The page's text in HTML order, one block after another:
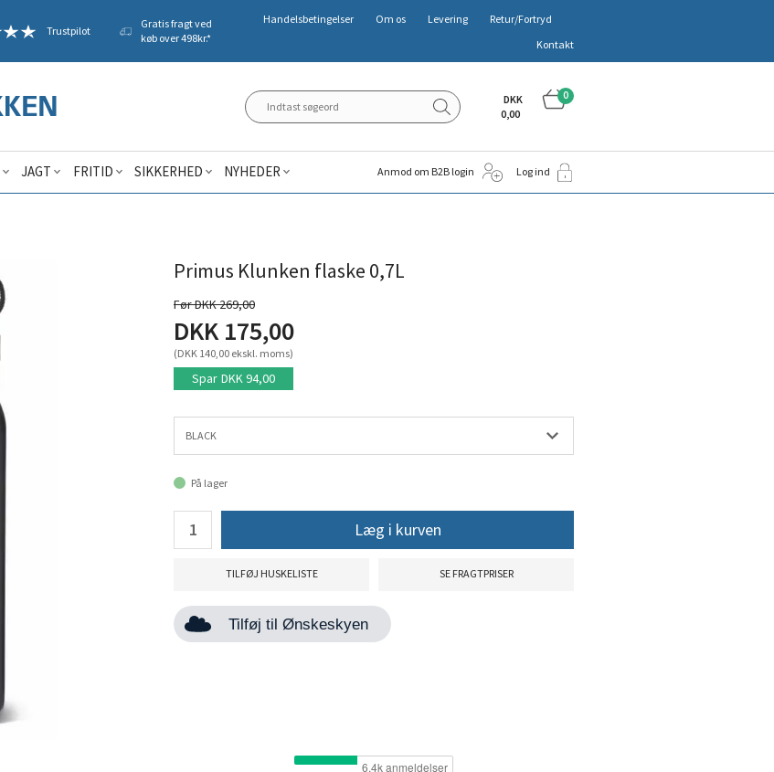
Trustpilot
Gratis fragt ved
køb over 498kr.*
Handelsbetingelser Om os Levering
Retur/Fortryd
Kontakt
0
DKK
0,00
JAGT FRITID SIKKERHED NYHEDER Anmod om B2B login Log ind
Primus Klunken flaske 0,7L
Før DKK 269,00
DKK 175,00
(DKK 140,00 ekskl. moms)
Spar DKK 94,00
På lager
Læg i kurven
TILFØJ HUSKELISTE SE FRAGTPRISER
Tilføj til Ønskeskyen